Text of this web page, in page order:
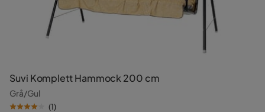
Suvi Komplett Hammock 200 cm
Grå/Gul
(1)